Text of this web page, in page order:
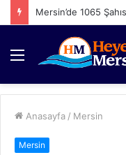
Mersin’de 1065
Menü
Anasayfa / Mersin
Mersin